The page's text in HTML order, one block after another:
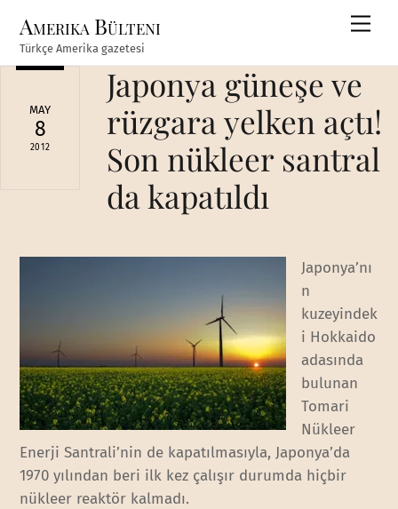
content
Amerika Bülteni
Türkçe Amerika gazetesi
MAY
8
2012
Japonya güneşe ve
rüzgara yelken açtı!
Son nükleer santral
da kapatıldı
Japonya’nı
n
kuzeyindek
i Hokkaido
adasında
bulunan
Tomari
Nükleer
Enerji Santrali’nin de kapatılmasıyla, Japonya’da
1970 yılından beri ilk kez çalışır durumda hiçbir
nükleer reaktör kalmadı.